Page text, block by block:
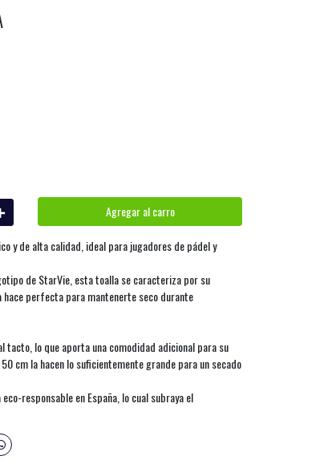
Agregar al carro
y de alta calidad, ideal para jugadores de pádel y
de StarVie, esta toalla se caracteriza por su
hace perfecta para mantenerte seco durante
tacto, lo que aporta una comodidad adicional para su
cm la hacen lo suficientemente grande para un secado
responsable en España, lo cual subraya el